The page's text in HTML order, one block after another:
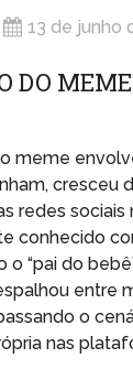
13 de junho
DO
meme
cresceu
redes sociais
conhecido
“pai do
entre
o
nas